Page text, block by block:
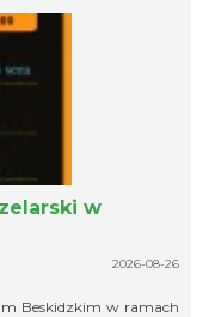
w
2026-08-26
Beskidzkim w ramach